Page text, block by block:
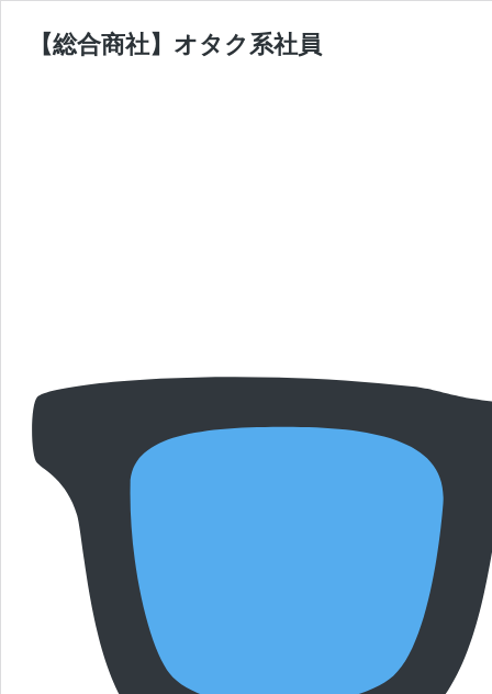
【総合商社】オタク系社員